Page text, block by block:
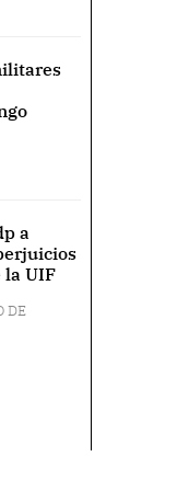
a
la UIF
DE